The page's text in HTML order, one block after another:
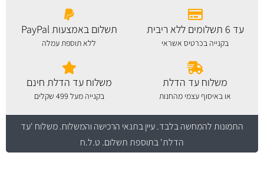
עד 6 תשלומים ללא ריבית
בקנייה בכרטיס אשראי
תשלום באמצעות PayPal
ללא תוספת עמלה
משלוח עד הדלת
או באיסוף עצמי מהחנות
משלוח עד הדלת חינם
בקנייה מעל 499 שקלים
התמונות להמחשה בלבד.עיין בתנאי הרכישה והמשלוח. משלוח 'עד
הדלת' בתוספת תשלום. ט.ל.ח